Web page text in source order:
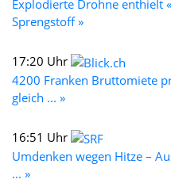
Explodierte Drohne enthielt
Sprengstoff »
17:20 Uhr
4200 Franken Bruttomiete
gleich ... »
16:51 Uhr
Umdenken wegen Hitze –
... »